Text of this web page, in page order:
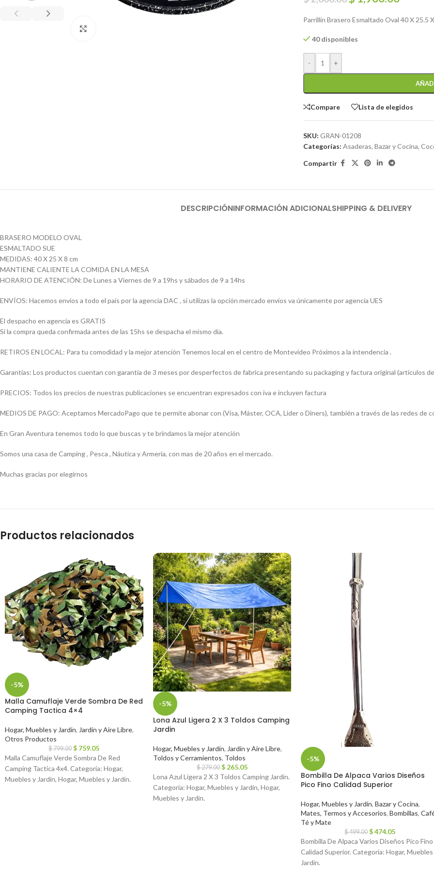
Parrillin Brasero Esmaltado Oval 40 X 25.5
40 disponibles
- +
Compare Lista de elegidos
SKU: GRAN-01208
Categorías: Asaderas, Bazar y Cocina,
Compartir
DESCRIPCIÓNINFORMACIÓN ADICIONALSHIPPING & DELIVERY
BRASERO MODELO OVAL
ESMALTADO SUE
MEDIDAS: 40 X 25 X 8 cm
MANTIENE CALIENTE LA COMIDA EN LA MESA
HORARIO DE ATENCIÓN: De Lunes a Viernes de 9 a 19hs y sábados de 9 a 14hs
ENVÍOS: Hacemos envíos a todo el país por la agencia DAC , si utilizas la opción mercado envíos va únicamente por agencia UES
El despacho en agencia es GRATIS
Si la compra queda confirmada antes de las 15hs se despacha el mismo día.
RETIROS EN LOCAL: Para tu comodidad y la mejor atención Tenemos local en el centro de Montevideo Próximos a la intendencia .
Garantías: Los productos cuentan con garantía de 3 meses por desperfectos de fabrica presentando su packaging y factura original (artículos
PRECIOS: Todos los precios de nuestras publicaciones se encuentran expresados con iva e incluyen factura
MEDIOS DE PAGO: Aceptamos MercadoPago que te permite abonar con (Visa, Máster, OCA, Lider o Diners), también a través de las redes de
En Gran Aventura tenemos todo lo que buscas y te brindamos la mejor atención
Somos una casa de Camping , Pesca , Náutica y Armería, con mas de 20 años en el mercado.
Muchas gracias por elegirnos
Productos relacionados
-5%
Malla Camuflaje Verde Sombra De Red
Camping Tactica 4×4
Hogar, Muebles y Jardín, Jardín y Aire Libre,
Otros Productos
$799.00 $ 759.05
Malla Camuflaje Verde Sombra De Red
Camping Tactica 4x4. Categoría: Hogar,
Muebles y Jardín, Hogar, Muebles y Jardín.
-5%
Lona Azul Ligera 2 X 3 Toldos Camping
Jardin
Hogar, Muebles y Jardín, Jardín y Aire Libre,
Toldos y Cerramientos, Toldos
$279.00 $ 265.05
Lona Azul Ligera 2 X 3 Toldos Camping Jardin.
Categoría: Hogar, Muebles y Jardín, Hogar,
Muebles y Jardín.
-5%
Bombilla De Alpaca Varios Diseños
Pico Fino Calidad Superior
Hogar, Muebles y Jardín, Bazar y Cocina,
Mates, Termos y Accesorios, Bombillas,
Té y Mate
$499.00 $474.05
Bombilla De Alpaca Varios Diseños Pico Fino
Calidad Superior. Categoría: Hogar,
Jardín.